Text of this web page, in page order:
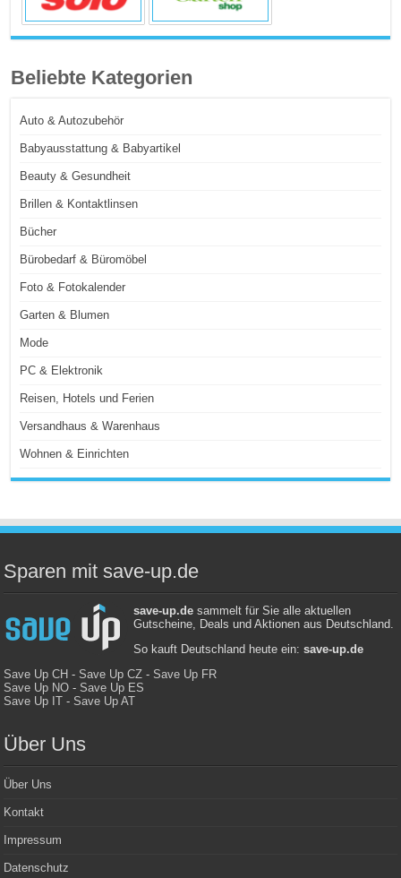
Beliebte Kategorien
Auto & Autozubehör
Babyausstattung & Babyartikel
Beauty & Gesundheit
Brillen & Kontaktlinsen
Bücher
Bürobedarf & Büromöbel
Foto & Fotokalender
Garten & Blumen
Mode
PC & Elektronik
Reisen, Hotels und Ferien
Versandhaus & Warenhaus
Wohnen & Einrichten
Sparen mit save-up.de
save-up.desammelt für Sie alle aktuellen
Gutscheine, Deals und Aktionen aus Deutschland.
So kauft Deutschland heute ein: save-up.de
Save Up CH -Save Up CZ -Save Up FR
Save Up NO -Save Up ES
Save Up IT -Save Up AT
Über Uns
Über Uns
Kontakt
Impressum
Datenschutz